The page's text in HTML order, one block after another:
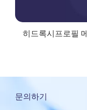
히드록시프로필
문의하기